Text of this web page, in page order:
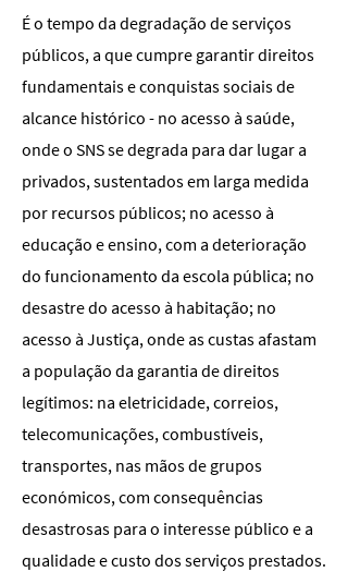
É o tempo da degradação de serviços
públicos, a que cumpre garantir direitos
fundamentais e conquistas sociais de
alcance histórico - no acesso à saúde,
onde o SNS se degrada para dar lugar a
privados, sustentados em larga medida
por recursos públicos; no acesso à
educação e ensino, com a deterioração
do funcionamento da escola pública; no
desastre do acesso à habitação; no
acesso à Justiça, onde as custas afastam
a população da garantia de direitos
legítimos: na eletricidade, correios,
telecomunicações, combustíveis,
transportes, nas mãos de grupos
económicos, com consequências
desastrosas para o interesse público e a
qualidade e custo dos serviços prestados.